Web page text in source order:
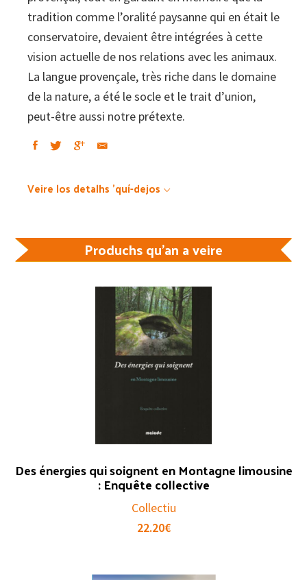
tradition comme l’oralité paysanne qui en était le
conservatoire, devaient être intégrées à cette
vision actuelle de nos relations avec les animaux.
La langue provençale, très riche dans le domaine
de la nature, a été le socle et le trait d’union,
peut-être aussi notre prétexte.
Veire los detalhs 'quí-dejos
Produchs qu'an a veire
Des énergies qui soignent en Montagne limousine
: Enquête collective
Collectiu
22.20€